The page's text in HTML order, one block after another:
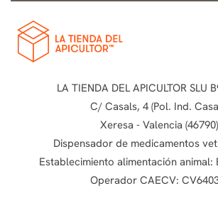
LA TIENDA DEL APICULTOR SLU
C/ Casals, 4 (Pol. Ind.
Xeresa - Valencia (46790)
Dispensador de medicamentos
Establecimiento alimentación animal:
Operador CAECV: